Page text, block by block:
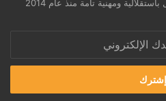
ومهنية تامة منذ عام 2014